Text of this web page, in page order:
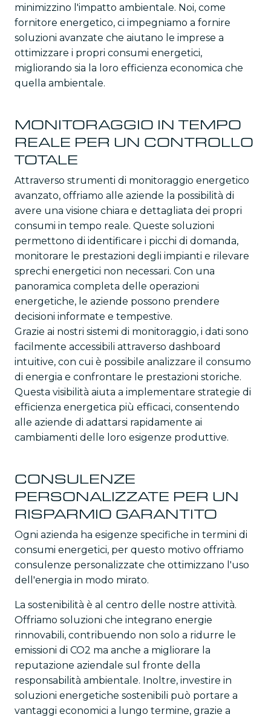
minimizzino l'impatto ambientale. Noi, come
fornitore energetico, ci impegniamo a fornire
soluzioni avanzate che aiutano le imprese a
ottimizzare i propri consumi energetici,
migliorando sia la loro efficienza economica che
quella ambientale.
MONITORAGGIO IN TEMPO
REALE PER UN CONTROLLO
TOTALE
Attraverso strumenti di monitoraggio energetico
avanzato, offriamo alle aziende la possibilità di
avere una visione chiara e dettagliata dei propri
consumi in tempo reale. Queste soluzioni
permettono di identificare i picchi di domanda,
monitorare le prestazioni degli impianti e rilevare
sprechi energetici non necessari. Con una
panoramica completa delle operazioni
energetiche, le aziende possono prendere
decisioni informate e tempestive.
Grazie ai nostri sistemi di monitoraggio, i dati sono
facilmente accessibili attraverso dashboard
intuitive, con cui è possibile analizzare il consumo
di energia e confrontare le prestazioni storiche.
Questa visibilità aiuta a implementare strategie di
efficienza energetica più efficaci, consentendo
alle aziende di adattarsi rapidamente ai
cambiamenti delle loro esigenze produttive.
CONSULENZE
PERSONALIZZATE PER UN
RISPARMIO GARANTITO
Ogni azienda ha esigenze specifiche in termini di
consumi energetici, per questo motivo offriamo
consulenze personalizzate che ottimizzano l'uso
dell'energia in modo mirato.
La sostenibilità è al centro delle nostre attività.
Offriamo soluzioni che integrano energie
rinnovabili, contribuendo non solo a ridurre le
emissioni di CO2 ma anche a migliorare la
reputazione aziendale sul fronte della
responsabilità ambientale. Inoltre, investire in
soluzioni energetiche sostenibili può portare a
vantaggi economici a lungo termine, grazie a